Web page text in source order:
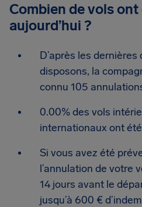
Combien de vols
aujourd’hui ?
D’après les
disposons, la
connu 105
0.00% des vols
internationaux ont
Si vous avez été
l’annulation de votre
14 jours avant le
jusqu’à 600 €